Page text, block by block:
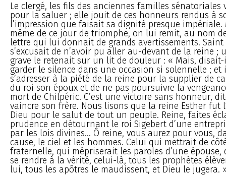
Le clergé, les fils des anciennes familles
pour la saluer ; elle jouit de ces honneurs rendus à
l’impression que faisait sa dignité presque impériale.
même de ce jour de triomphe, on lui remit, au nom
lettre qui lui donnait de grands avertissements. Saint
s’excusait de n’avoir pu aller au-devant de la reine ;
grave le retenait sur un lit de douleur : « Mais,
garder le silence dans une occasion si solennelle ; et
s’adresser à la piété de la reine pour la supplier de
du roi son époux et de ne pas poursuivre la
mort de Chilpéric. C’est une victoire sans honneur,
vaincre son frère. Nous lisons que la reine Esther fut
Dieu pour le salut de tout un peuple. Reine, faites
prudence en détournant le roi Sigebert d’une
par les lois divines... Ô reine, vous aurez pour vous,
cause, le ciel et les hommes. Celui qui mettrait de
fraternelle, qui mépriserait les paroles d’une
se rendre à la vérité, celui-là, tous les prophètes
lui, tous les apôtres le maudissent, et Dieu le jugera.